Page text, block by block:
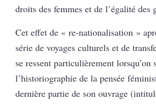
droits des femmes et de l’égalité des
Cet effet de « re-nationalisation »
série de voyages culturels et de
se ressent particulièrement lorsqu’on
l’historiographie de la pensée
dernière partie de son ouvrage